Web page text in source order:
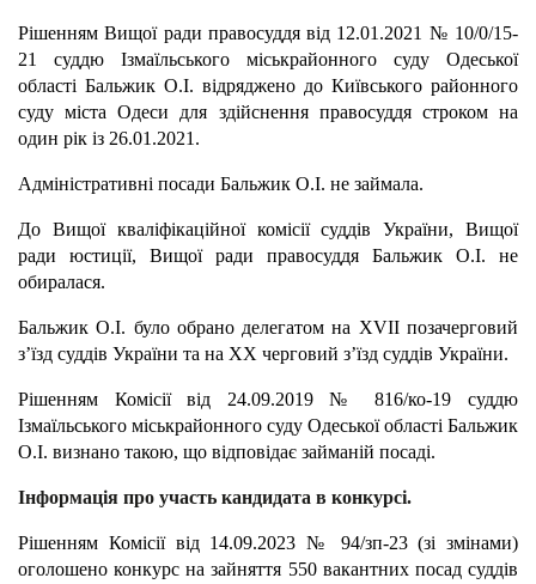
Рішенням Вищої ради правосуддя від 12.01.2021 № 10/0/15-
21 суддю Ізмаїльського міськрайонного суду Одеської
області Бальжик О.І. відряджено до Київського районного
суду міста Одеси для здійснення правосуддя строком на
один рік із 26.01.2021.
Адміністративні посади Бальжик О.І. не займала.
До Вищої кваліфікаційної комісії суддів України, Вищої
ради юстиції, Вищої ради правосуддя Бальжик О.І. не
обиралася.
Бальжик О.І. було обрано делегатом на ХVІІ позачерговий
з’їзд суддів України та на ХХ черговий з’їзд суддів України.
Рішенням Комісії від 24.09.2019 № 816/ко-19 суддю
Ізмаїльського міськрайонного суду Одеської області Бальжик
О.І. визнано такою, що відповідає займаній посаді.
Інформація про участь кандидата в конкурсі.
Рішенням Комісії від 14.09.2023 № 94/зп-23 (зі змінами)
оголошено конкурс на зайняття 550 вакантних посад суддів